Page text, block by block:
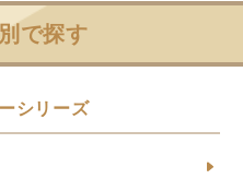
で探す
シリーズ